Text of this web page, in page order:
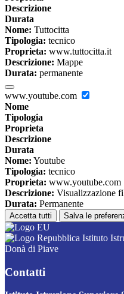
Descrizione
Durata
Nome: Tuttocitta
Tipologia: tecnico
Proprieta: www.tuttocitta.it
Descrizione: Mappe
Durata: permanente
www.youtube.com
Nome
Tipologia
Proprieta
Descrizione
Durata
Nome: Youtube
Tipologia: tecnico
Proprieta: www.youtube.com
Descrizione: Visualizzazione
Durata: Permanente
Accetta tutti Salva le
Istituto
Donà di Piave
Contatti